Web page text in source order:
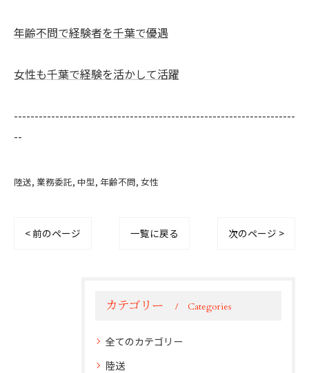
年齢不問で経験者を千葉で優遇
女性も千葉で経験を活かして活躍
--------------------------------------------------------------------
--
陸送 業務委託 中型 年齢不問 女性
< 前のページ 一覧に戻る 次のページ >
カテゴリー Categories
全てのカテゴリー
陸送